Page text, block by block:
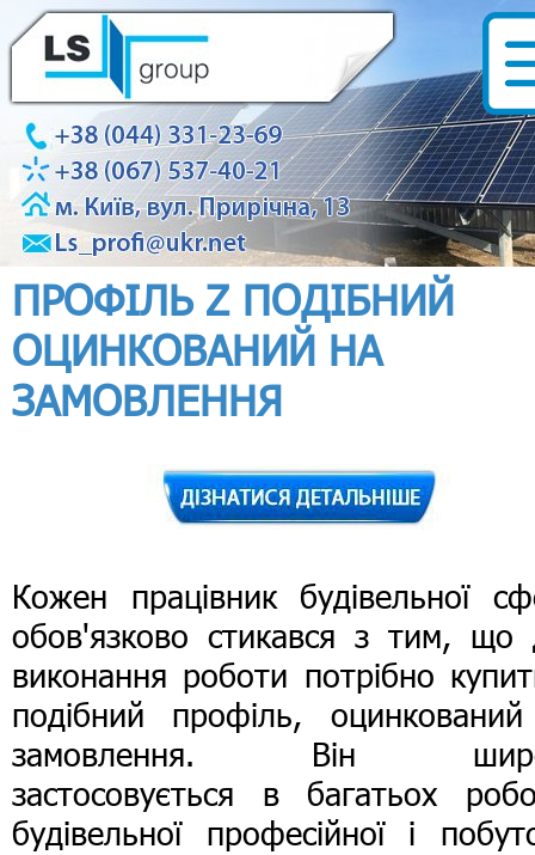
ПРОФІЛЬ Z ПОДІБНИЙ
ОЦИНКОВАНИЙ НА
ЗАМОВЛЕННЯ
Кожен працівник будівельної
обов'язково стикався з тим, що
виконання роботи потрібно
подібний профіль,
замовлення. Він
застосовується в багатьох
будівельної професійної і